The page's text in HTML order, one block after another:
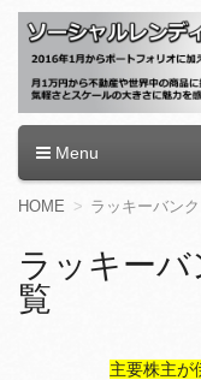
ソーシャ
Menu
コ
テ
ン
ツ
へ
HOME ラッキーバン
ラッキー
覧
主要株主が